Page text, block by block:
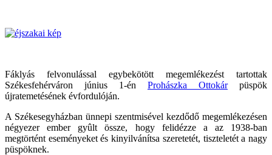
Fáklyás felvonulással egybekötött megemlékezést tartottak
Székesfehérváron június 1-én Prohászka Ottokárpüspök
újratemetésének évfordulóján.
A Székesegyházban ünnepi szentmisével kezdődő megemlékezésen
négyezer ember gyûlt össze, hogy felidézze a az 1938-ban
megtörtént eseményeket és kinyilvánítsa szeretetét, tiszteletét a nagy
püspöknek.